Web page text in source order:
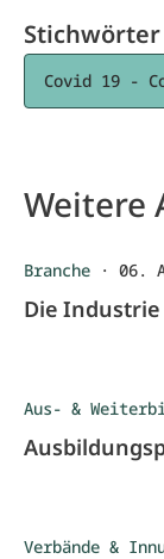
Stichwörter
Covid 19 -
Weitere
Branche · 06.
Die
Aus- &
Verbände &